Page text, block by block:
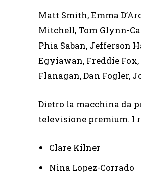
Matt Smith, Emma
Mitchell, Tom Glynn-
Phia Saban, Jefferson
Egyiawan, Freddie
Flanagan, Dan Fogler,
Dietro la macchina da
televisione premium. I
Clare Kilner
Nina Lopez-Corrado